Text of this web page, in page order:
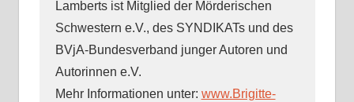
Lamberts ist Mitglied der Mörderischen
Schwestern e.V., des SYNDIKATs und des
BVjA-Bundesverband junger Autoren und
Autorinnen e.V.
Mehr Informationen unter: www.Brigitte-